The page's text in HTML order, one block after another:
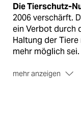
Die Tierschutz-
2006 verschärft.
ein Verbot durch
Haltung der
mehr möglich sei.
mehr anzeigen